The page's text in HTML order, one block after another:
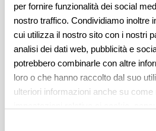
per fornire funzionalità dei social
nostro traffico. Condividiamo inoltre
cui utilizza il nostro sito con i nostri
analisi dei dati web, pubblicità e
potrebbero combinarle con altre
loro o che hanno raccolto dal suo
ulteriori informazioni anche su come